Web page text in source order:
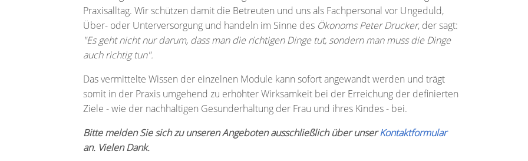
Praxisalltag. Wir schützen damit die Betreuten und uns als Fachpersonal vor Ungeduld,
Über- oder Unterversorgung und handeln im Sinne des Ökonoms Peter Drucker, der sagt:
"Es geht nicht nur darum, dass man die richtigen Dinge tut, sondern man muss die Dinge
auch richtig tun".
Das vermittelte Wissen der einzelnen Module kann sofort angewandt werden und trägt
somit in der Praxis umgehend zu erhöhter Wirksamkeit bei der Erreichung der definierten
Ziele - wie der nachhaltigen Gesunderhaltung der Frau und ihres Kindes - bei.
Bitte melden Sie sich zu unseren Angeboten ausschließlich über unserKontaktformular
an. Vielen Dank.